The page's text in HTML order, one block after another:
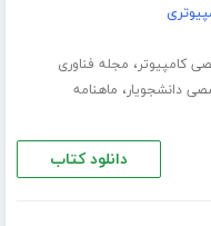
کامپیوتر، مجله فناوری
دانشجویار، ماهنامه
دانلود کتاب